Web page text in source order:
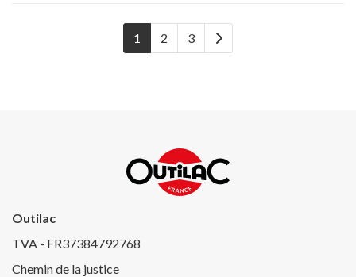
1 2 3
Outilac
TVA - FR37384792768
Chemin de la justice